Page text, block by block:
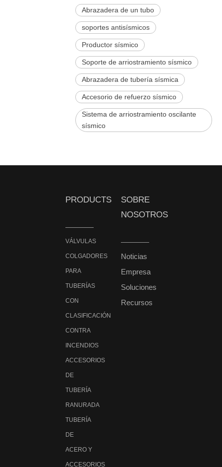
Abrazadera de un tubo
soportes antisísmicos
Productor sísmico
Soporte de arriostramiento sísmico
Abrazadera de tubería sísmica
Accesorio de refuerzo sísmico
Sistema de arriostramiento oscilante
sísmico
PRODUCTS
VÁLVULAS
COLGADORES
PARA
TUBERÍAS
CON
CLASIFICACIÓN
CONTRA
INCENDIOS
ACCESORIOS
DE
TUBERÍA
RANURADA
TUBERÍA
DE
ACERO Y
ACCESORIOS
SOBRE
NOSOTROS
Noticias
Empresa
Soluciones
Recursos